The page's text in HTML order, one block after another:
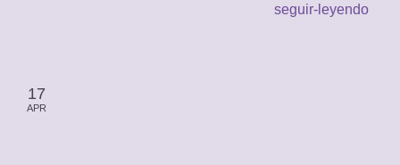
seguir-leyendo
17
APR